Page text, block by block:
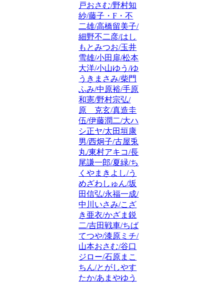
戸おさむ/野村知
紗/藤子・F・不
二雄/高橋留美子/
細野不二彦/はし
もとみつお/玉井
雪雄/小田扉/松本
大洋/小山ゆう/ゆ
うきまさみ/柴門
ふみ/中原裕/手原
和憲/野村宗弘/
原 克玄/真造圭
伍/伊藤潤二/大ハ
シ正ヤ/太田垣康
男/西炯子/古屋兎
丸/東村アキコ/長
尾謙一郎/夏緑/ち
くやまきよし/う
めざわしゅん/坂
田信弘/永福一成/
中川いさみ/こざ
き亜衣/かざま鋭
二/吉田戦車/ちば
てつや/漆原ミチ/
山本おさむ/谷口
ジロー/石原まこ
ちん/とがしやす
たか/あまやゆう